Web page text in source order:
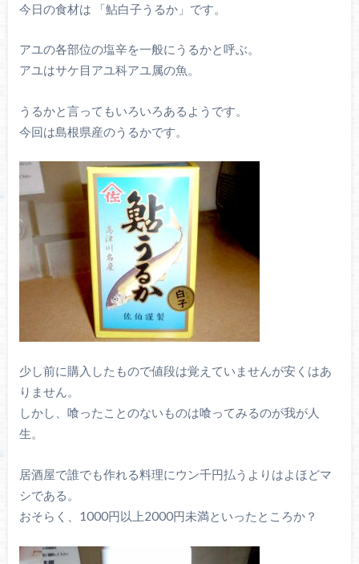
今日の食材は 「鮎白子うるか」です。
アユの各部位の塩辛を一般にうるかと呼ぶ。
アユはサケ目アユ科アユ属の魚。
うるかと言ってもいろいろあるようです。
今回は島根県産のうるかです。
少し前に購入したもので値段は覚えていませんが安くはあ
りません。
しかし、喰ったことのないものは喰ってみるのが我が人
生。
居酒屋で誰でも作れる料理にウン千円払うよりはよほどマ
シである。
おそらく、1000円以上2000円未満といったところか？